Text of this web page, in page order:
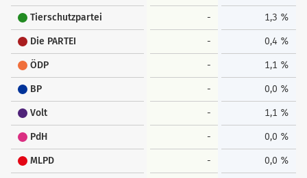
Tierschutzpartei - 1,3 %
Die PARTEI - 0,4 %
ÖDP - 1,1 %
BP - 0,0 %
Volt - 1,1 %
PdH - 0,0 %
MLPD - 0,0 %